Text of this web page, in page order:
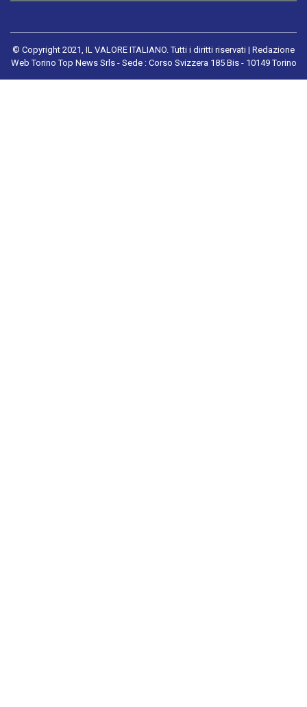
© Copyright 2021, IL VALORE ITALIANO. Tutti i diritti riservati | Redazione
Web Torino Top News Srls - Sede : Corso Svizzera 185 Bis - 10149 Torino